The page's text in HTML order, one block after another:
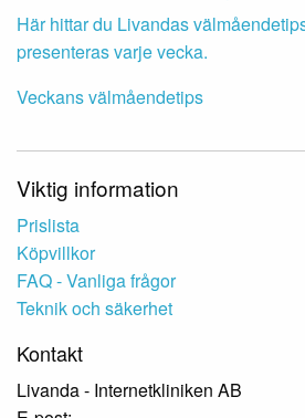
Här hittar du Livandas
presenteras varje vecka.
Veckans välmåendetips
Viktig information
Prislista
Köpvillkor
FAQ - Vanliga frågor
Teknik och säkerhet
Kontakt
Livanda - Internetkliniken AB